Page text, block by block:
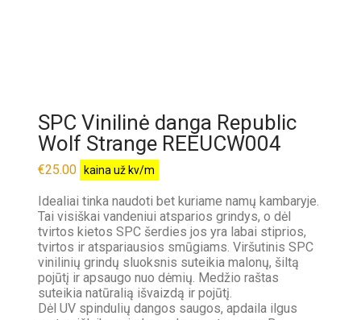
SPC Vinilinė danga Republic
Wolf Strange REEUCW004
€25.00 kaina už kv/m
Idealiai tinka naudoti bet kuriame namų kambaryje.
Tai visiškai vandeniui atsparios grindys, o dėl
tvirtos kietos SPC šerdies jos yra labai stiprios,
tvirtos ir atspariausios smūgiams. Viršutinis SPC
vinilinių grindų sluoksnis suteikia malonų, šiltą
pojūtį ir apsaugo nuo dėmių. Medžio raštas
suteikia natūralią išvaizdą ir pojūtį.
Dėl UV spindulių dangos saugos, apdaila ilgus